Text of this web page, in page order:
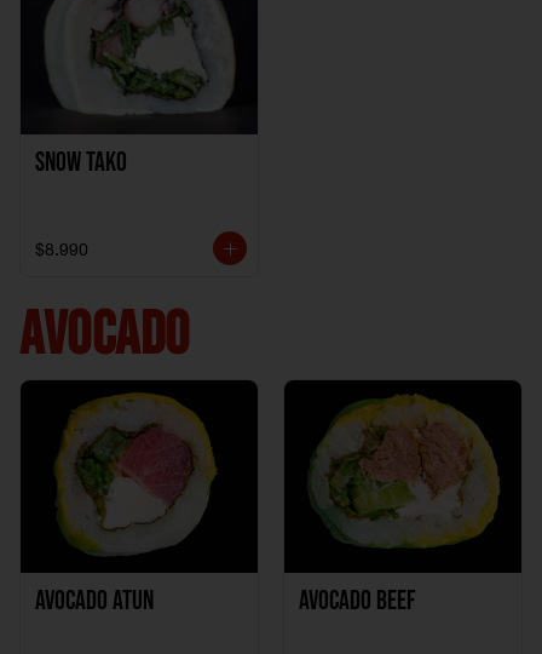
Snow Tako
$8.990
AVOCADO
Avocado Atun Avocado Beef